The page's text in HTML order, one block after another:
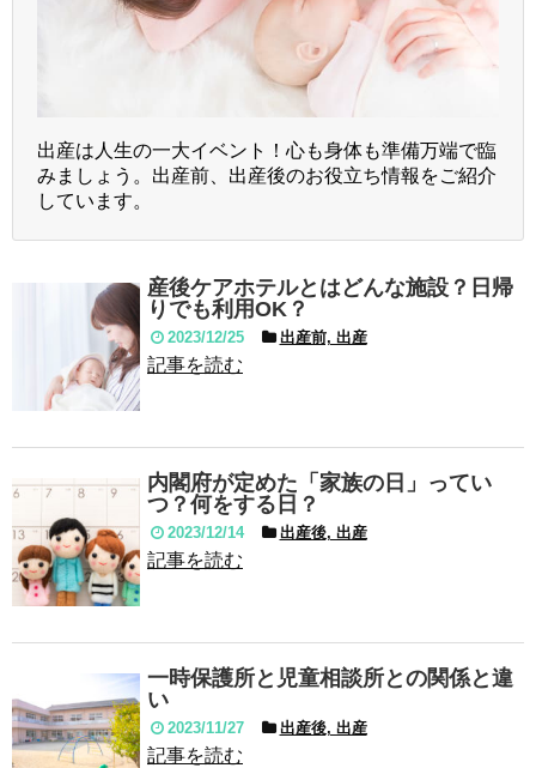
出産は人生の一大イベント！心も身体も準備万端で臨
みましょう。出産前、出産後のお役立ち情報をご紹介
しています。
産後ケアホテルとはどんな施設？日帰
りでも利用OK？
2023/12/25 出産前, 出産
記事を読む
内閣府が定めた「家族の日」ってい
つ？何をする日？
2023/12/14 出産後, 出産
記事を読む
一時保護所と児童相談所との関係と違
い
2023/11/27 出産後, 出産
記事を読む